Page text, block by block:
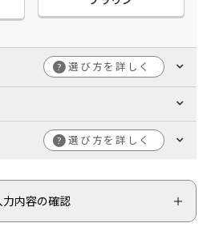
? 選び方を詳しく
? 選び方を詳しく
力内容の確認